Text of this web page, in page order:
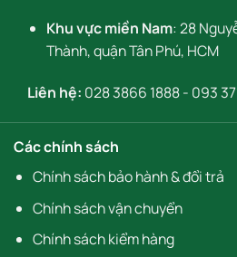
Khu vực miền Nam: 28
Thành, quận Tân Phú, HCM
Liên hệ: 028 3866 1888- 093
Các chính sách
Chính sách bảo hành & đổi trả
Chính sách vận chuyển
Chính sách kiểm hàng